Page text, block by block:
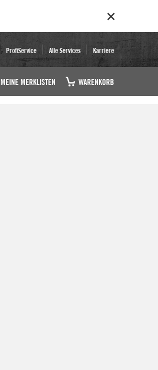
ProfiService Alle Services Karriere
MEINE MERKLISTEN WARENKORB